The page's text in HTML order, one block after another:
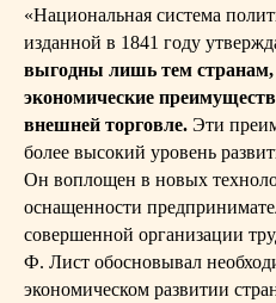
«Национальная система
изданной в 1841 году
выгодны лишь тем
экономические
внешней торговле. Эти
более высокий уровень
Он воплощен в новых
оснащенности
совершенной организации
Ф. Лист обосновывал
экономическом развитии